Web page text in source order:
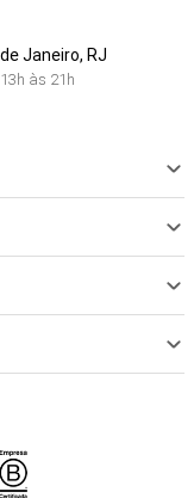
de Janeiro, RJ
às 21h